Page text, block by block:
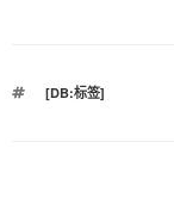
標
[DB:标签]